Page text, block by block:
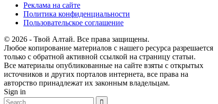
Реклама на сайте
Политика конфиденциальности
Пользовательское соглашение
© 2026 - Твой Алтай. Все права защищены.
Любое копирование материалов с нашего ресурса разрешается
только с обратной активной ссылкой на страницу статьи.
Все материалы опубликованные на сайте взяты с открытых
источников и других порталов интернета, все права на
авторство принадлежат их законным владельцам.
Sign in